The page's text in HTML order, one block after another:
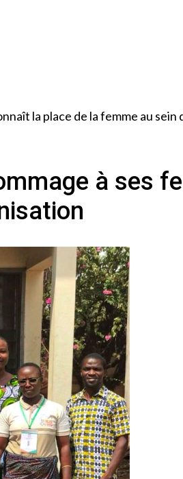
la place de la femme au sein
à ses